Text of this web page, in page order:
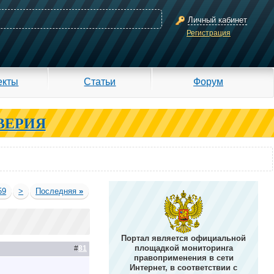
Личный кабинет
Регистрация
Статьи Форум
> Последняя»
#81
Портал является официальной
площадкой мониторинга
правоприменения в сети
Интернет, в соответствии с